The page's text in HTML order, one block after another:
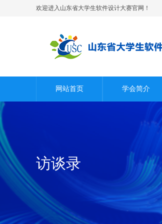
欢迎进入山东省大学生软件设计大赛官网！
网站首页 学会简介
访谈录